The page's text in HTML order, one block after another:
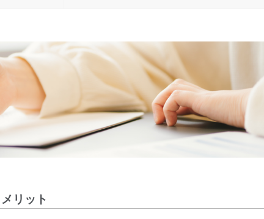
メリット